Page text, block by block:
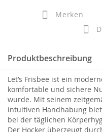
Merken
Produktbeschreibung
Let’s Frisbee ist ein
komfortable und sichere
wurde. Mit seinem
intuitiven Handhabung
bei der täglichen
Der Hocker überzeugt